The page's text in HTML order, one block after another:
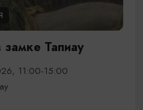
Тапиау
11:00-15:00